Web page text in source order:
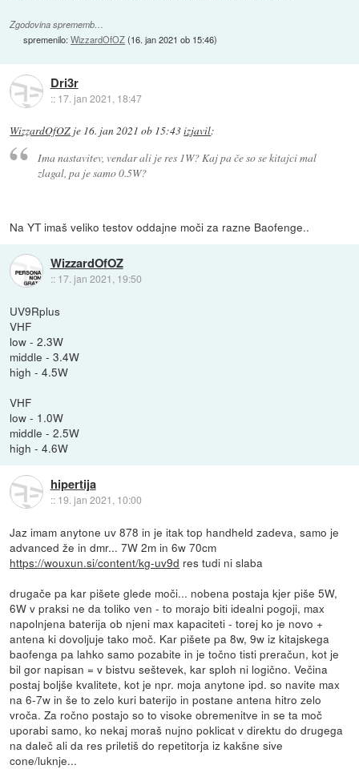
Zgodovina sprememb…
spremenilo:WizzardOfOZ(16. jan 2021 ob 15:46)
Dri3r
:: 17. jan 2021, 18:47
WizzardOfOZ je 16. jan 2021 ob 15:43izjavil:
Ima nastavitev, vendar ali je res 1W? Kaj pa če so se kitajci mal
zlagal, pa je samo 0.5W?
Na YT imaš veliko testov oddajne moči za razne Baofenge..
WizzardOfOZ
:: 17. jan 2021, 19:50
UV9Rplus
VHF
low - 2.3W
middle - 3.4W
high - 4.5W
VHF
low - 1.0W
middle - 2.5W
high - 4.6W
hipertija
:: 19. jan 2021, 10:00
Jaz imam anytone uv 878 in je itak top handheld zadeva, samo je
advanced že in dmr... 7W 2m in 6w 70cm
https://wouxun.si/content/kg-uv9d res tudi ni slaba
drugače pa kar pišete glede moči... nobena postaja kjer piše 5W,
6W v praksi ne da toliko ven - to morajo biti idealni pogoji, max
napolnjena baterija ob njeni max kapaciteti - torej ko je novo +
antena ki dovoljuje tako moč. Kar pišete pa 8w, 9w iz kitajskega
baofenga pa lahko samo pozabite in je točno tisti preračun, kot je
bil gor napisan = v bistvu seštevek, kar sploh ni logično. Večina
postaj boljše kvalitete, kot je npr. moja anytone ipd. so navite max
na 6-7w in še to zelo kuri baterijo in postane antena hitro zelo
vroča. Za ročno postajo so to visoke obremenitve in se ta moč
uporabi samo, ko nekaj moraš nujno poklicat v direktu do drugega
na daleč ali da res priletiš do repetitorja iz kakšne sive
cone/luknje...